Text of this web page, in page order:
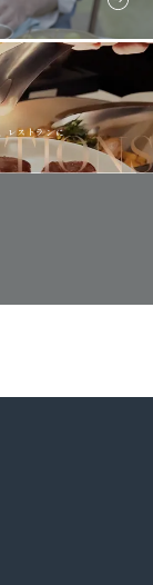
レストランに